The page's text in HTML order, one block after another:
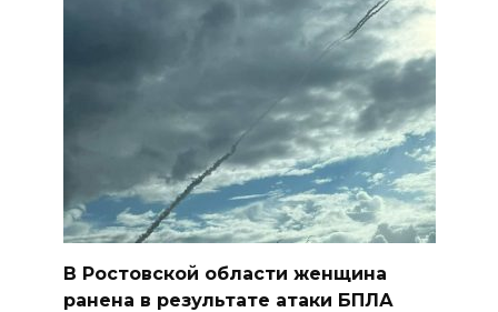
В Ростовской области женщина
ранена в результате атаки БПЛА